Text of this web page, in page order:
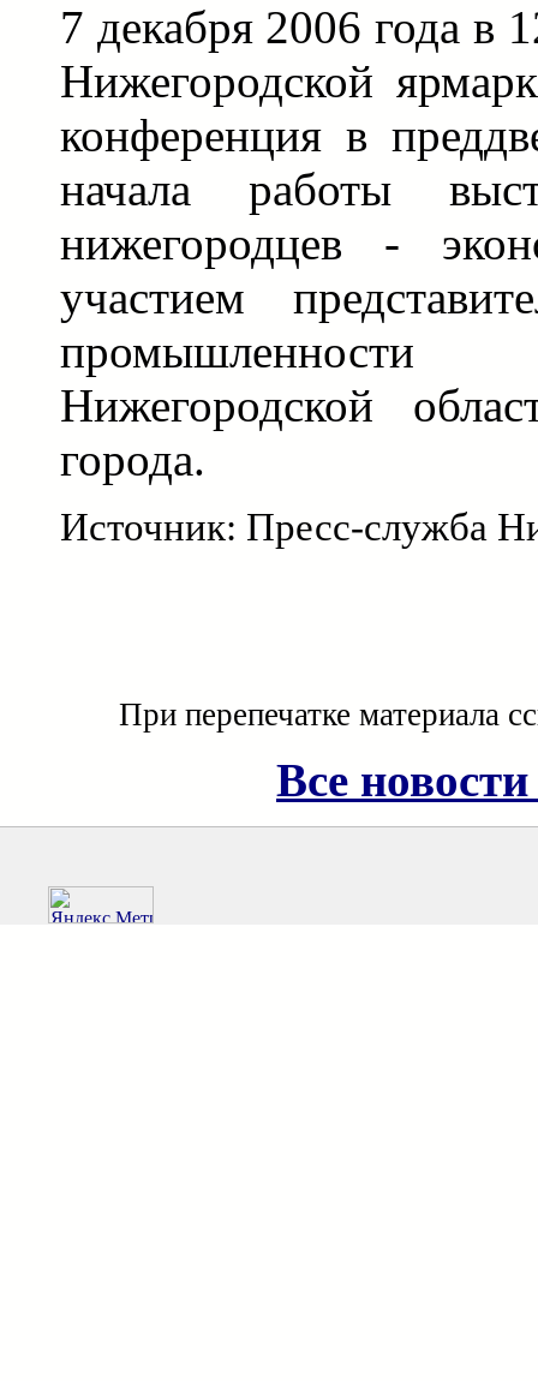
7 декабря 2006 года в
Нижегородской
конференция в
начала работы
нижегородцев -
участием
Нижегородской
города.
Источник: Пресс-служба
При перепечатке материала
Все